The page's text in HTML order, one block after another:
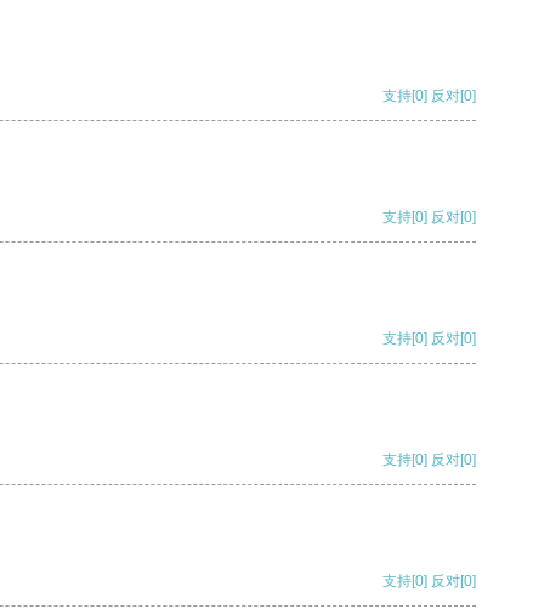
支持[0] 反对[0]
支持[0] 反对[0]
支持[0] 反对[0]
支持[0] 反对[0]
支持[0] 反对[0]